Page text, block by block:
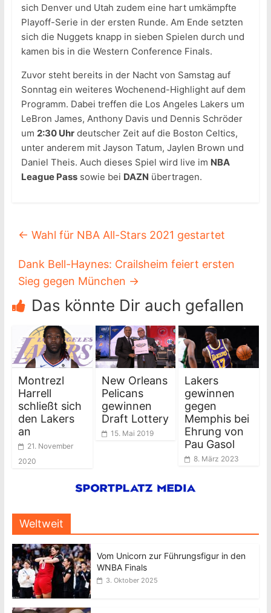
sich Denver und Utah zudem eine hart umkämpfte
Playoff-Serie in der ersten Runde. Am Ende setzten
sich die Nuggets knapp in sieben Spielen durch und
kamen bis in die Western Conference Finals.
Zuvor steht bereits in der Nacht von Samstag auf
Sonntag ein weiteres Wochenend-Highlight auf dem
Programm. Dabei treffen die Los Angeles Lakers um
LeBron James, Anthony Davis und Dennis Schröder
um 2:30 Uhrdeutscher Zeit auf die Boston Celtics,
unter anderem mit Jayson Tatum, Jaylen Brown und
Daniel Theis. Auch dieses Spiel wird live im NBA
League Passsowie bei DAZN übertragen.
← Wahl für NBA All-Stars 2021 gestartet
Dank Bell-Haynes: Crailsheim feiert ersten
Sieg gegen München →
Das könnte Dir auch gefallen
Montrezl
Harrell
schließt sich
den Lakers
an
21. November
2020
New Orleans
Pelicans
gewinnen
Draft Lottery
15. Mai 2019
Lakers
gewinnen
gegen
Memphis bei
Ehrung von
Pau Gasol
8. März 2023
Weltweit
Vom Unicorn zur Führungsfigur in den
WNBA Finals
3. Oktober 2025